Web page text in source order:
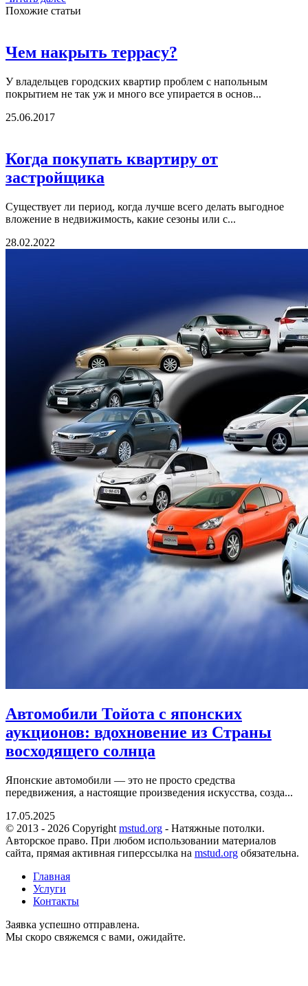
Похожие статьи
Чем накрыть террасу?
У владельцев городских квартир проблем с напольным
покрытием не так уж и много все упирается в основ...
25.06.2017
Когда покупать квартиру от
застройщика
Существует ли период, когда лучше всего делать выгодное
вложение в недвижимость, какие сезоны или с...
28.02.2022
Автомобили Тойота с японских
аукционов: вдохновение из Страны
восходящего солнца
Японские автомобили — это не просто средства
передвижения, а настоящие произведения искусства, созда...
17.05.2025
© 2013 - 2026 Copyright mstud.org - Натяжные потолки.
Авторское право. При любом использовании материалов
сайта, прямая активная гиперссылка на mstud.org обязательна.
Главная
Услуги
Контакты
Заявка успешно отправлена.
Мы скоро свяжемся с вами, ожидайте.